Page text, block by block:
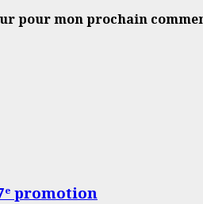
pour mon prochain
promotion